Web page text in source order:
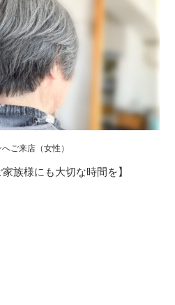
ご来店（女性）
族様にも大切な時間を】